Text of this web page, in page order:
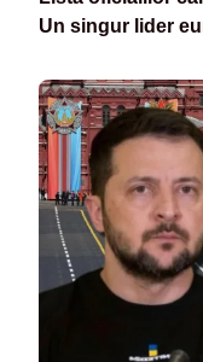
Un singur lider